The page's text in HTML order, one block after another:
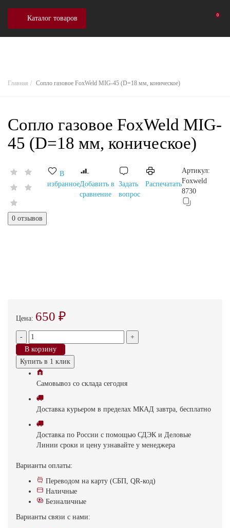
Каталог товаров 0
Главная Сопло газовое FoxWeld MIG-45 (D=18 мм, коническое)
Сопло газовое FoxWeld MIG-
45 (D=18 мм, коническое)
0 отзывов
В
избранноеДобавить в
сравнение
Задать
вопрос
Распечатать
Артикул:
Foxweld
8730
Цена: 650 ₽
-
+
В корзину
Купить в 1 клик
Самовывоз со склада cегодня
Доставка курьером в пределах МКАД завтра, бесплатно
Доставка по России с помощью СДЭК и Деловые
Линии сроки и цену узнавайте у менеджера
Варианты оплаты:
Переводом на карту (СБП, QR-код)
Наличные
Безналичные
Варианты связи с нами: